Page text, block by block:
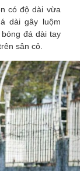
có độ dài vừa
dài gây luộm
đá dài tay
sân cỏ.